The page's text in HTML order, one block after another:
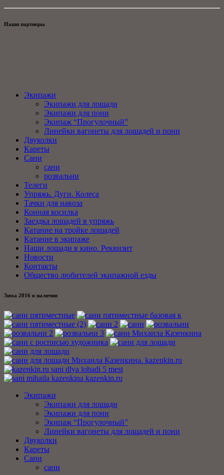
Наши партнеры
Экипажи
Экипажи для лошади
Экипажи для пони
Экипаж “Прогулочный”
Линейки вагонеты для лошадей и пони
Двуколки
Кареты
Сани
сани
розвальни
Телеги
Упряжь. Дуги. Колеса
Тачки для навоза
Конная косилка
Заездка лошадей в упряжь
Катание на тройке лошадей
Катание в экипаже
Наши лошади в кино. Реквизит
Новости
Контакты
Общество любителей экипажной езды
Зима 2016 в наличии
Экипажи
Экипажи для лошади
Экипажи для пони
Экипаж “Прогулочный”
Линейки вагонеты для лошадей и пони
Двуколки
Кареты
Сани
сани